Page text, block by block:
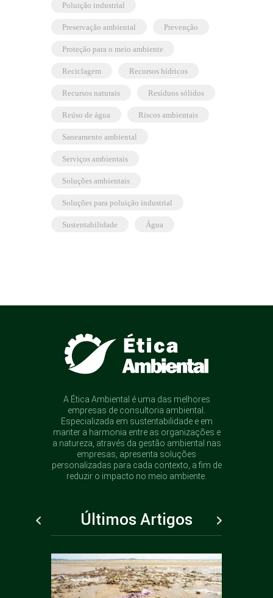
poluição industrial
preservação ambiental prevenção
proteção para o meio ambiente
reciclagem recursos hídricos
recursos naturais resíduos sólidos
reúso de água riscos ambientais
saneamento ambiental
serviços ambientais
soluções ambientais
soluções para poluição industrial
sustentabilidade água
A Ética Ambiental é uma das melhores
empresas de consultoria ambiental.
Especializada em sustentabilidade e em
manter a harmonia entre as organizações e
a natureza, através da gestão ambiental nas
empresas, apresenta soluções
personalizadas para cada contexto, a fim de
reduzir o impacto no meio ambiente.
Últimos Artigos